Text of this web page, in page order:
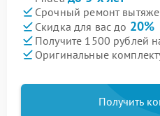
Срочный ремонт
Скидка для вас до 20%
Получите 1500 рублей
Оригинальные
Получить